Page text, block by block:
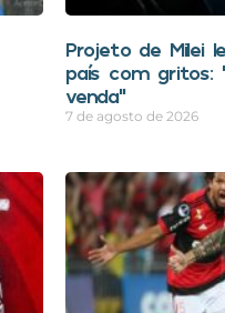
Projeto de Milei
país com gritos:
venda”
7 de agosto de 2026